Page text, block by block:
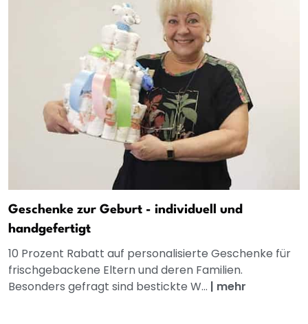
Geschenke zur Geburt - individuell und
handgefertigt
10 Prozent Rabatt auf personalisierte Geschenke für
frischgebackene Eltern und deren Familien.
Besonders gefragt sind bestickte W... | mehr